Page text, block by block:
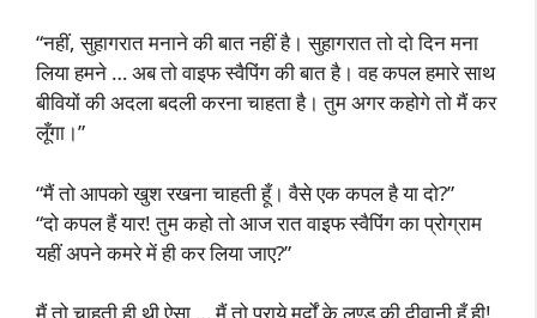
“नहीं, सुहागरात मनाने की बात नहीं है। सुहागरात तो दो दिन मना
लिया हमने … अब तो वाइफ स्वैपिंग की बात है। वह कपल हमारे साथ
बीवियों की अदला बदली करना चाहता है। तुम अगर कहोगे तो मैं कर
लूँगा।”
“मैं तो आपको खुश रखना चाहती हूँ। वैसे एक कपल है या दो?”
“दो कपल हैं यार! तुम कहो तो आज रात वाइफ स्वैपिंग का प्रोग्राम
यहीं अपने कमरे में ही कर लिया जाए?”